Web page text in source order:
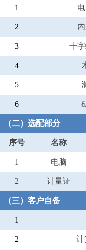
1
2
3 十
4
5
6
（二）选配部分
序号 名称
1 电脑
2 计量证
（三）客户自备
1
2 计